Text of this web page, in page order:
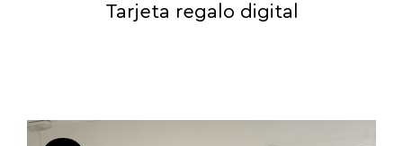
Tarjeta regalo digital